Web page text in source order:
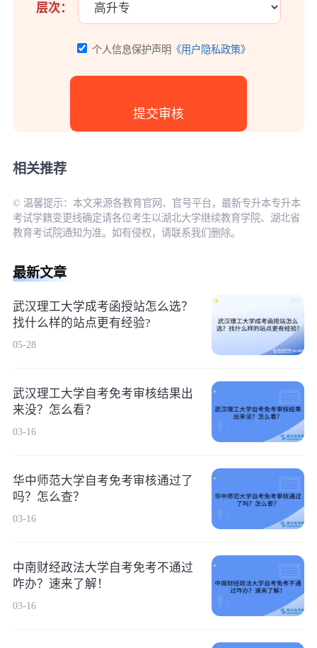
层次：
个人信息保护声明 《用户隐私政策》
相关推荐
© 温馨提示：本文来源各教育官网、官号平台，最新专升本专升本
考试学籍变更线确定请各位考生以湖北大学继续教育学院、湖北省
教育考试院通知为准。如有侵权，请联系我们删除。
最新文章
武汉理工大学成考函授站怎么选？
找什么样的站点更有经验?
05-28
武汉理工大学自考免考审核结果出
来没？怎么看？
03-16
华中师范大学自考免考审核通过了
吗？怎么查？
03-16
中南财经政法大学自考免考不通过
咋办？速来了解！
03-16